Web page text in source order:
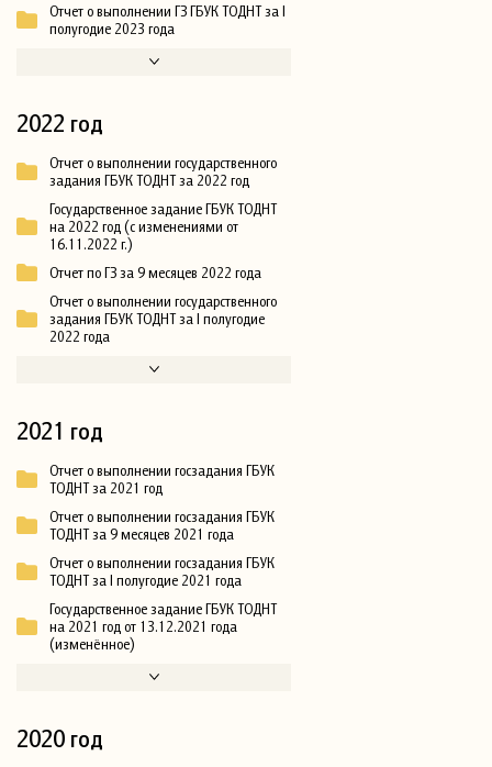
Отчет о выполнении ГЗ ГБУК ТОДНТ за I
полугодие 2023 года
2022 год
Отчет о выполнении государственного
задания ГБУК ТОДНТ за 2022 год
Государственное задание ГБУК ТОДНТ
на 2022 год (с изменениями от
16.11.2022 г.)
Отчет по ГЗ за 9 месяцев 2022 года
Отчет о выполнении государственного
задания ГБУК ТОДНТ за I полугодие
2022 года
2021 год
Отчет о выполнении госзадания ГБУК
ТОДНТ за 2021 год
Отчет о выполнении госзадания ГБУК
ТОДНТ за 9 месяцев 2021 года
Отчет о выполнении госзадания ГБУК
ТОДНТ за I полугодие 2021 года
Государственное задание ГБУК ТОДНТ
на 2021 год от 13.12.2021 года
(изменённое)
2020 год